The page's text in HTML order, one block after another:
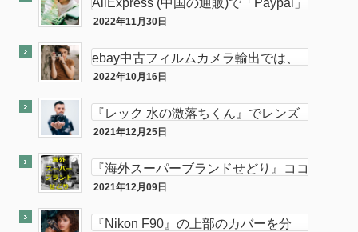
AliExpress (中国の通販)で「Paypal」
使って買い物してみた
2022年11月30日
ebay中古フィルムカメラ輸出では、
意外と「二眼カメラ」がオススメ…か
2022年10月16日
『レック 水の激落ちくん』でレンズ
のカビが簡単に落とせてふき取りも超
2021年12月25日
『海外スーパーブランドせどり』ココ
ナラに出品致しました。
2021年12月09日
『Nikon F90』の上部のカバーを分